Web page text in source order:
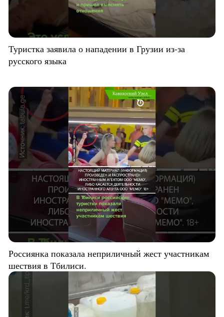
Туристка заявила о нападении в Грузии из-за
русского языка
Россиянка показала неприличный жест участникам
шествия в Тбилиси.